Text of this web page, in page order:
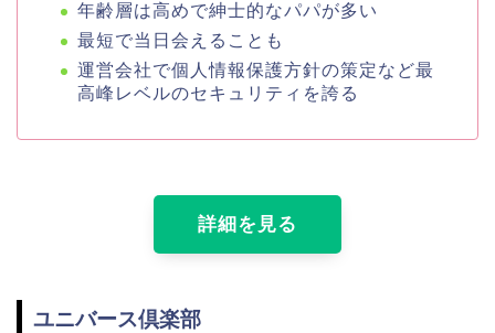
年齢層は高めで紳士的なパパが多い
最短で当日会えることも
運営会社で個人情報保護方針の策定など最
高峰レベルのセキュリティを誇る
詳細を見る
ユニバース倶楽部